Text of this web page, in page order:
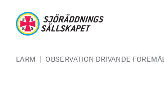
LARM | OBSERVATION DRIVANDE FÖREMÅL